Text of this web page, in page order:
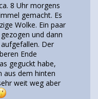
8 Uhr morgens
gemacht. Es
Wolke. Ein paar
und dann
Der
Ende
geguckt habe,
aus dem hinten
weit weg aber